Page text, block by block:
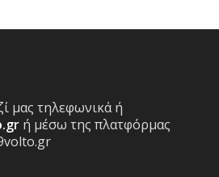
μας τηλεφωνικά ή
ή μέσω της πλατφόρμας